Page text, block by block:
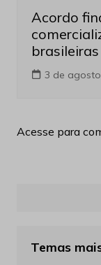
Acordo
3 de
Acesse para
Temas